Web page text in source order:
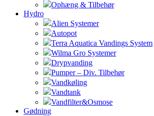
Ophæng & Tilbehør
Hydro
Alien Systemer
Autopot
Terra Aquatica Vandings System
Wilma Gro Systemer
Drypvanding
Pumper – Div. Tilbehør
Vandkøling
Vandtank
Vandfilter&Osmose
Gødning